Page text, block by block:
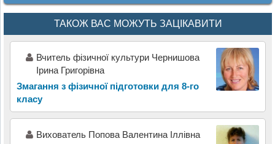
ТАКОЖ ВАС МОЖУТЬ ЗАЦІКАВИТИ
Вчитель фізичної культури Чернишова
Ірина Григорівна
Змагання з фізичної підготовки для 8-го
класу
Вихователь Попова Валентина Іллівна